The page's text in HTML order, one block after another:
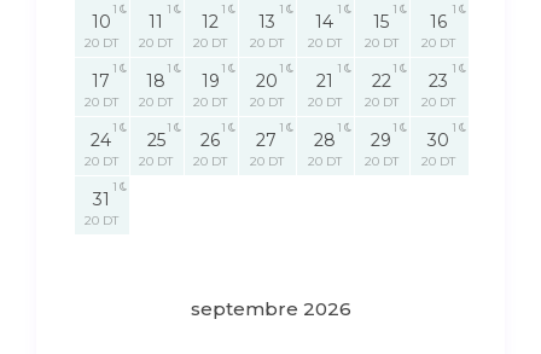
10
20 DT
1
11
20 DT
1
12
20 DT
1
13
20 DT
1
14
20 DT
1
15
20 DT
1
16
20 DT
1
17
20 DT
1
18
20 DT
1
19
20 DT
1
20
20 DT
1
21
20 DT
1
22
20 DT
1
23
20 DT
1
24
20 DT
1
25
20 DT
1
26
20 DT
1
27
20 DT
1
28
20 DT
1
29
20 DT
1
30
20 DT
1
31
20 DT
1
septembre 2026